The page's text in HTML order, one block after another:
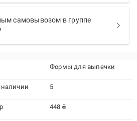
самовывозом в группе
Формы для выпечки
наличии 5
448 ₴